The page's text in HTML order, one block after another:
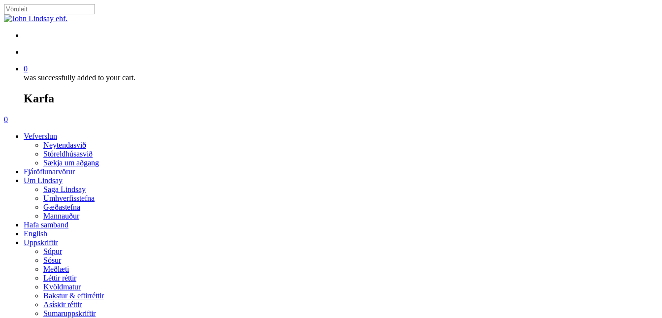
Skip
to
content
Close
0
was successfully added to your cart.
Karfa
Menu
search
account
0
Vefverslun
Neytendasvið
Stóreldhúsasvið
Sækja um aðgang
Fjáröflunarvörur
Um Lindsay
Saga Lindsay
Umhverfisstefna
Gæðastefna
Mannauður
Hafa samband
English
Uppskriftir
Súpur
Sósur
Meðlæti
Léttir réttir
Kvöldmatur
Bakstur & eftirréttir
Asískir réttir
Sumaruppskriftir